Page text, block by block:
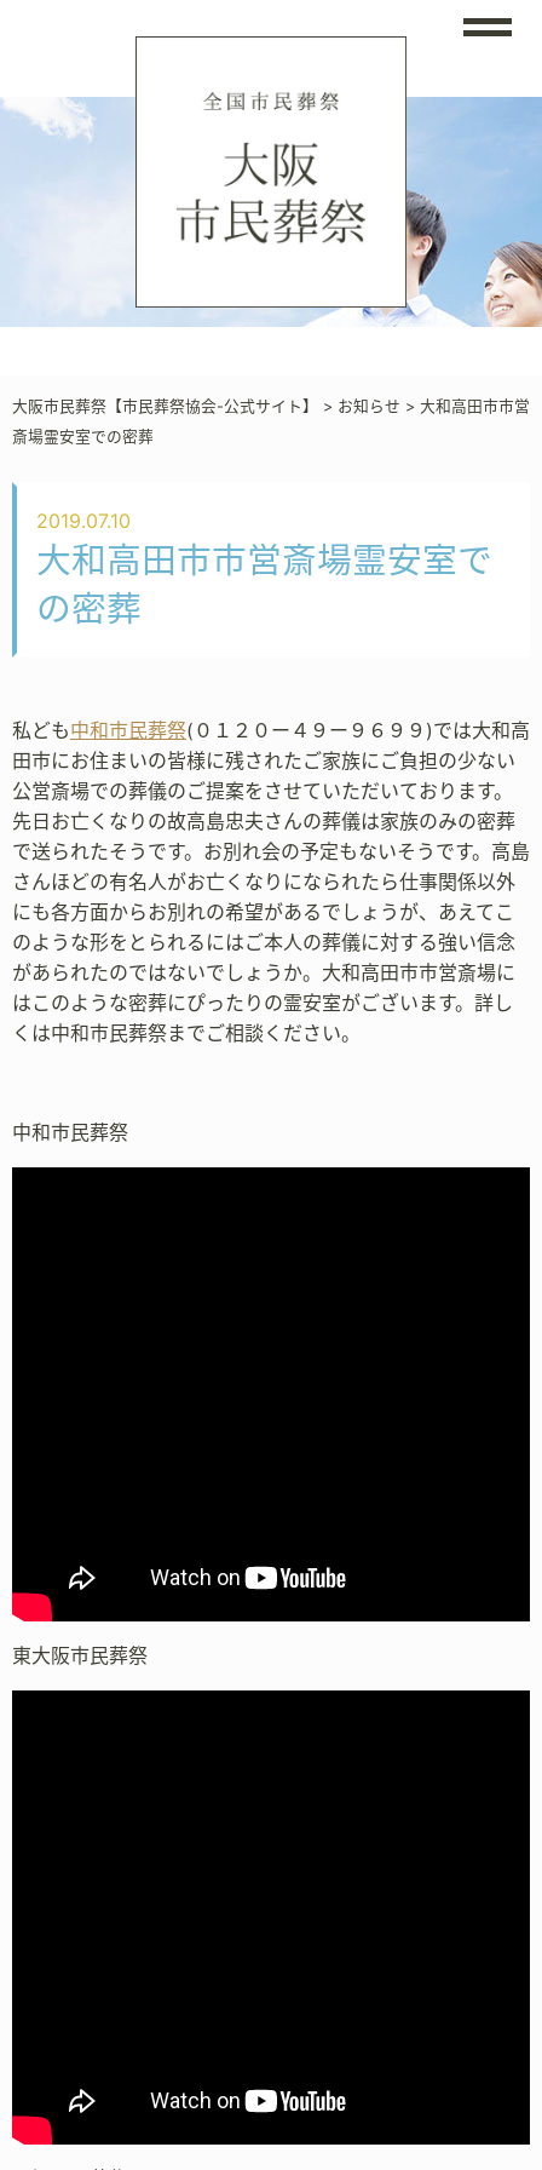
大阪市民葬祭【市民葬祭協会-公式サイト】 > お知らせ > 大和高田市市営
斎場霊安室での密葬
2019.07.10
大和高田市市営斎場霊安室で
の密葬
私ども中和市民葬祭(０１２０ー４９ー９６９９)では大和高
田市にお住まいの皆様に残されたご家族にご負担の少ない
公営斎場での葬儀のご提案をさせていただいております。
先日お亡くなりの故高島忠夫さんの葬儀は家族のみの密葬
で送られたそうです。お別れ会の予定もないそうです。高島
さんほどの有名人がお亡くなりになられたら仕事関係以外
にも各方面からお別れの希望があるでしょうが、あえてこ
のような形をとられるにはご本人の葬儀に対する強い信念
があられたのではないでしょうか。大和高田市市営斎場に
はこのような密葬にぴったりの霊安室がございます。詳し
くは中和市民葬祭までご相談ください。
中和市民葬祭
東大阪市民葬祭